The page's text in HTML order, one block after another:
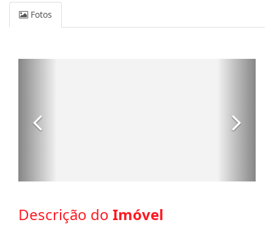
Fotos
Descrição do Imóvel